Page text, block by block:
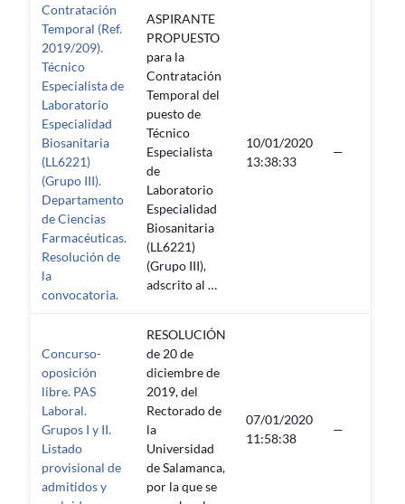
Contratación
Temporal (Ref.
2019/209).
Técnico
Especialista de
Laboratorio
Especialidad
Biosanitaria
(LL6221)
(Grupo III).
Departamento
de Ciencias
Farmacéuticas.
Resolución de
la
convocatoria.
ASPIRANTE
PROPUESTO
para la
Contratación
Temporal del
puesto de
Técnico
Especialista
de
Laboratorio
Especialidad
Biosanitaria
(LL6221)
(Grupo III),
adscrito al …
10/01/2020
13:38:33
—
Concurso-
oposición
libre. PAS
Laboral.
Grupos I y II.
Listado
provisional de
admitidos y
RESOLUCIÓN
de 20 de
diciembre de
2019, del
Rectorado de
la
Universidad
de Salamanca,
por la que se
07/01/2020
11:58:38
—